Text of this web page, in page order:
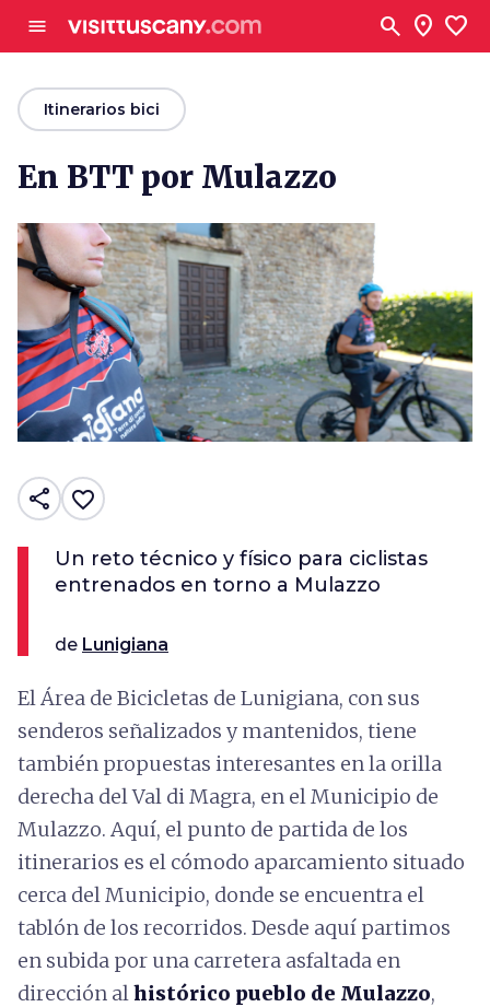
menu search location_on favorite
arrow_backItinerarios bici
En BTT por Mulazzo
share favorite_border
Un reto técnico y físico para ciclistas
entrenados en torno a Mulazzo
de Lunigiana
El Área de Bicicletas de Lunigiana, con sus
senderos señalizados y mantenidos, tiene
también propuestas interesantes en la orilla
derecha del Val di Magra, en el Municipio de
Mulazzo. Aquí, el punto de partida de los
itinerarios es el cómodo aparcamiento situado
cerca del Municipio, donde se encuentra el
tablón de los recorridos. Desde aquí partimos
en subida por una carretera asfaltada en
dirección alhistórico pueblo de Mulazzo,